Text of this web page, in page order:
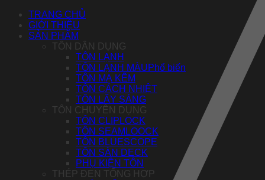
TRANG CHỦ
GIỚI THIỆU
SẢN PHẨM
TÔN DÂN DỤNG
TÔN LẠNH
TÔN LẠNH MÀU
TÔN MẠ KẼM
TÔN CÁCH NHIỆT
TÔN LẤY SÁNG
TÔN CHUYÊN DỤNG
TÔN CLIPLOCK
TÔN SEAMLOOCK
TÔN BLUESCOPE
TÔN SÀN DECK
PHỤ KIỆN TÔN
THÉP ĐEN TỔNG HỢP